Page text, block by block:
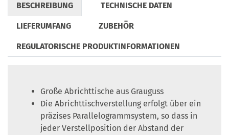
BESCHREIBUNG TECHNISCHE DATEN
LIEFERUMFANG ZUBEHÖR
REGULATORISCHE PRODUKTINFORMATIONEN
Große Abrichttische aus Grauguss
Die Abrichttischverstellung erfolgt über ein
präzises Parallelogrammsystem, so dass in
jeder Verstellposition der Abstand der